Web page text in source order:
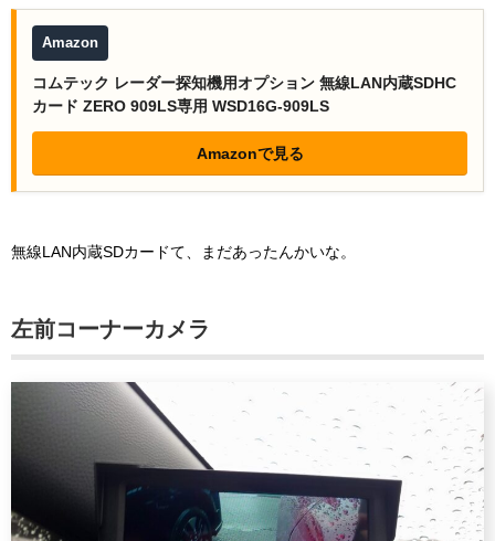
Amazon
コムテック レーダー探知機用オプション 無線LAN内蔵SDHC
カード ZERO 909LS専用 WSD16G-909LS
Amazonで見る
無線LAN内蔵SDカードて、まだあったんかいな。
左前コーナーカメラ